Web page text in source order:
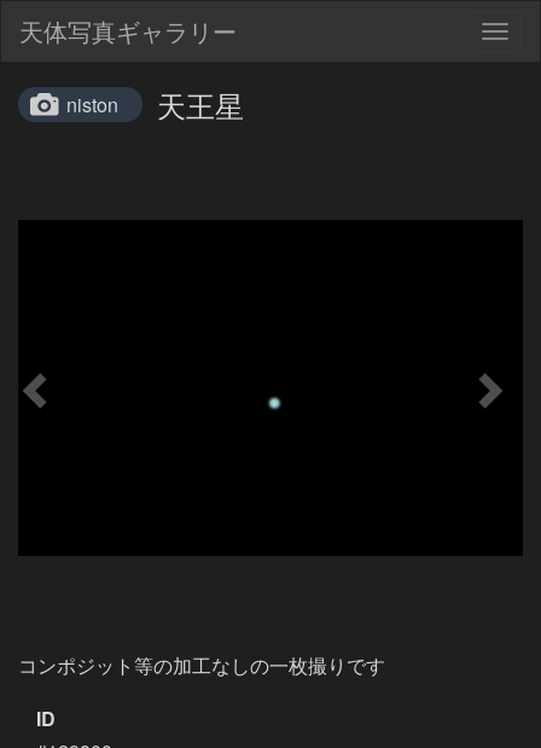
天体写真ギャラリー
niston 天王星
コンポジット等の加工なしの一枚撮りです
ID